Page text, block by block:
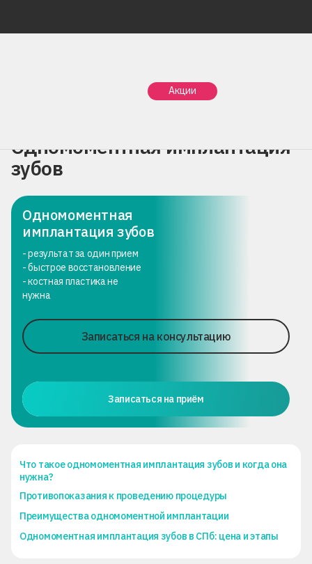
Акции
Имплантация зубов
Одномоментная имплантация зубов
Одномоментная имплантация
зубов
Одномоментная
имплантация зубов
- результат за один прием
- быстрое восстановление
- костная пластика не
нужна
Записаться на консультацию
Записаться на приём
Что такое одномоментная имплантация зубов и когда она
нужна?
Противопоказания к проведению процедуры
Преимущества одномоментной имплантации
Одномоментная имплантация зубов в СПб: цена и этапы